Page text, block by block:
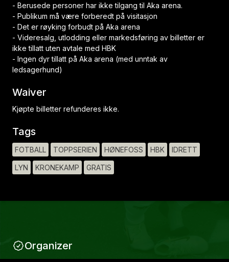
- Berusede personer har ikke tilgang til Aka arena.
- Publikum må være forberedt på visitasjon
- Det er røyking forbudt på Aka arena
- Videresalg, utlodding eller markedsføring av billetter er
ikke tillatt uten avtale med HBK
- Ingen dyr tillatt på Aka arena (med unntak av
ledsagerhund)
Waiver
Kjøpte billetter refunderes ikke.
Tags
FOTBALL TOPPSERIEN HØNEFOSS HBK IDRETT
LYN KRONEKAMP GRATIS
Organizer